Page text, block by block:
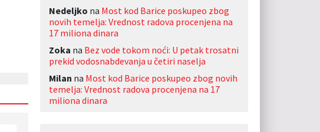
Nedeljko na Most kod Barice poskupeo zbog
novih temelja: Vrednost radova procenjena na
17 miliona dinara
Zoka na Bez vode tokom noći: U petak trosatni
prekid vodosnabdevanja u četiri naselja
Milan na Most kod Barice poskupeo zbog novih
temelja: Vrednost radova procenjena na 17
miliona dinara